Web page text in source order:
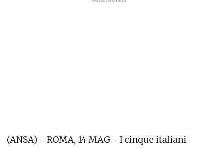
(ANSA) - ROMA, 14 MAG - I cinque italiani